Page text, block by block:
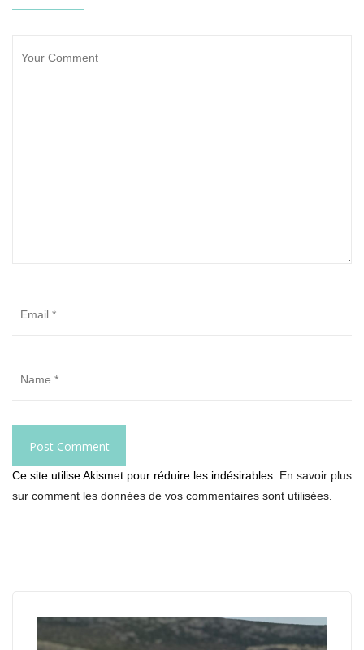
Ce site utilise Akismet pour réduire les indésirables. En savoir plus
sur comment les données de vos commentaires sont utilisées